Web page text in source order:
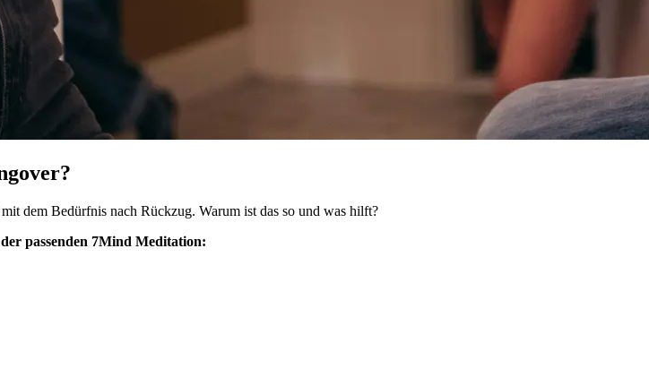
dem Bedürfnis nach Rückzug. Warum ist das so und was hilft?
passenden 7Mind Meditation: